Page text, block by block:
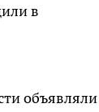
в
объявляли